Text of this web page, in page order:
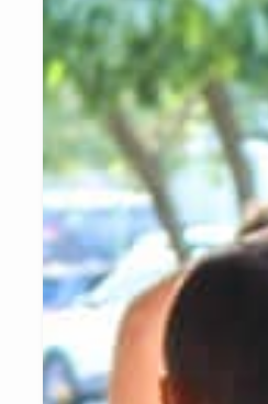
que a natureza fornece, como